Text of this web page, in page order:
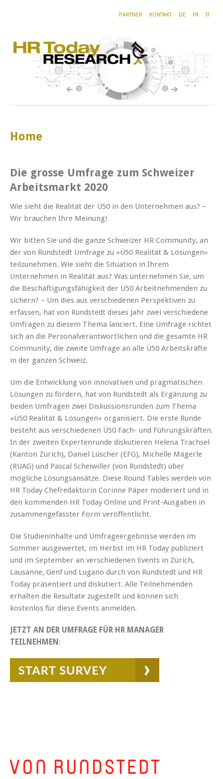
PARTNER KONTAKT DE FR IT
Home
Die grosse Umfrage zum Schweizer
Arbeitsmarkt 2020
Wie sieht die Realität der Ü50 in den Unternehmen aus? –
Wir brauchen Ihre Meinung!
Wir bitten Sie und die ganze Schweizer HR Community, an
der von Rundstedt Umfrage zu «Ü50 Realität & Lösungen»
teilzunehmen. Wie sieht die Situation in Ihrem
Unternehmen in Realität aus? Was unternehmen Sie, um
die Beschäftigungsfähigkeit der Ü50 Arbeitnehmenden zu
sichern? – Um dies aus verschiedenen Perspektiven zu
erfassen, hat von Rundstedt dieses Jahr zwei verschiedene
Umfragen zu diesem Thema lanciert. Eine Umfrage richtet
sich an die Personalverantwortlichen und die gesamte HR
Community, die zweite Umfrage an alle Ü50 Arbeitskräfte
in der ganzen Schweiz.
Um die Entwicklung von innovativen und pragmatischen
Lösungen zu fördern, hat von Rundstedt als Ergänzung zu
beiden Umfragen zwei Diskussionsrunden zum Thema
«Ü50 Realität & Lösungen» organisiert. Die erste Runde
besteht aus verschiedenen Ü50 Fach- und Führungskräften.
In der zweiten Expertenrunde diskutieren Helena Trachsel
(Kanton Zürich), Daniel Lüscher (EFG), Michelle Mägerle
(RUAG) und Pascal Scheiwiller (von Rundstedt) über
mögliche Lösungsansätze. Diese Round Tables werden von
HR Today Chefredaktorin Corinne Päper moderiert und in
den kommenden HR Today Online und Print-Ausgaben in
zusammengefasster Form veröffentlicht.
Die Studieninhalte und Umfrageergebnisse werden im
Sommer ausgewertet, im Herbst im HR Today publiziert
und im September an verschiedenen Events in Zürich,
Lausanne, Genf und Lugano durch von Rundstedt und HR
Today präsentiert und diskutiert. Alle Teilnehmenden
erhalten die Resultate zugestellt und können sich
kostenlos für diese Events anmelden.
JETZT AN DER UMFRAGE FÜR HR MANAGER
TEILNEHMEN :